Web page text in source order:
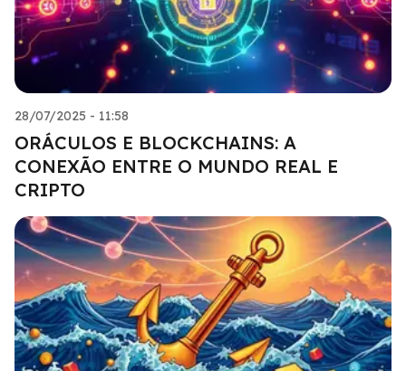
28/07/2025 - 11:58
ORÁCULOS E BLOCKCHAINS: A
CONEXÃO ENTRE O MUNDO REAL E
CRIPTO